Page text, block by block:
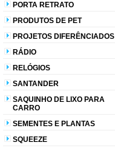
PORTA RETRATO
PRODUTOS DE PET
PROJETOS DIFERÊNCIADOS
RÁDIO
RELÓGIOS
SANTANDER
SAQUINHO DE LIXO PARA
CARRO
SEMENTES E PLANTAS
SQUEEZE